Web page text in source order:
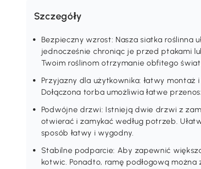
Szczegóły
Bezpieczny wzrost: Nasza siatka roślinna
jednocześnie chroniąc je przed ptakami
Twoim roślinom otrzymanie obfitego
Przyjazny dla użytkownika: łatwy montaż
Dołączona torba umożliwia łatwe
Podwójne drzwi: Istnieją dwie drzwi z
otwierać i zamykać według potrzeb.
sposób łatwy i wygodny.
Stabilne podparcie: Aby zapewnić
kotwic. Ponadto, ramę podłogową